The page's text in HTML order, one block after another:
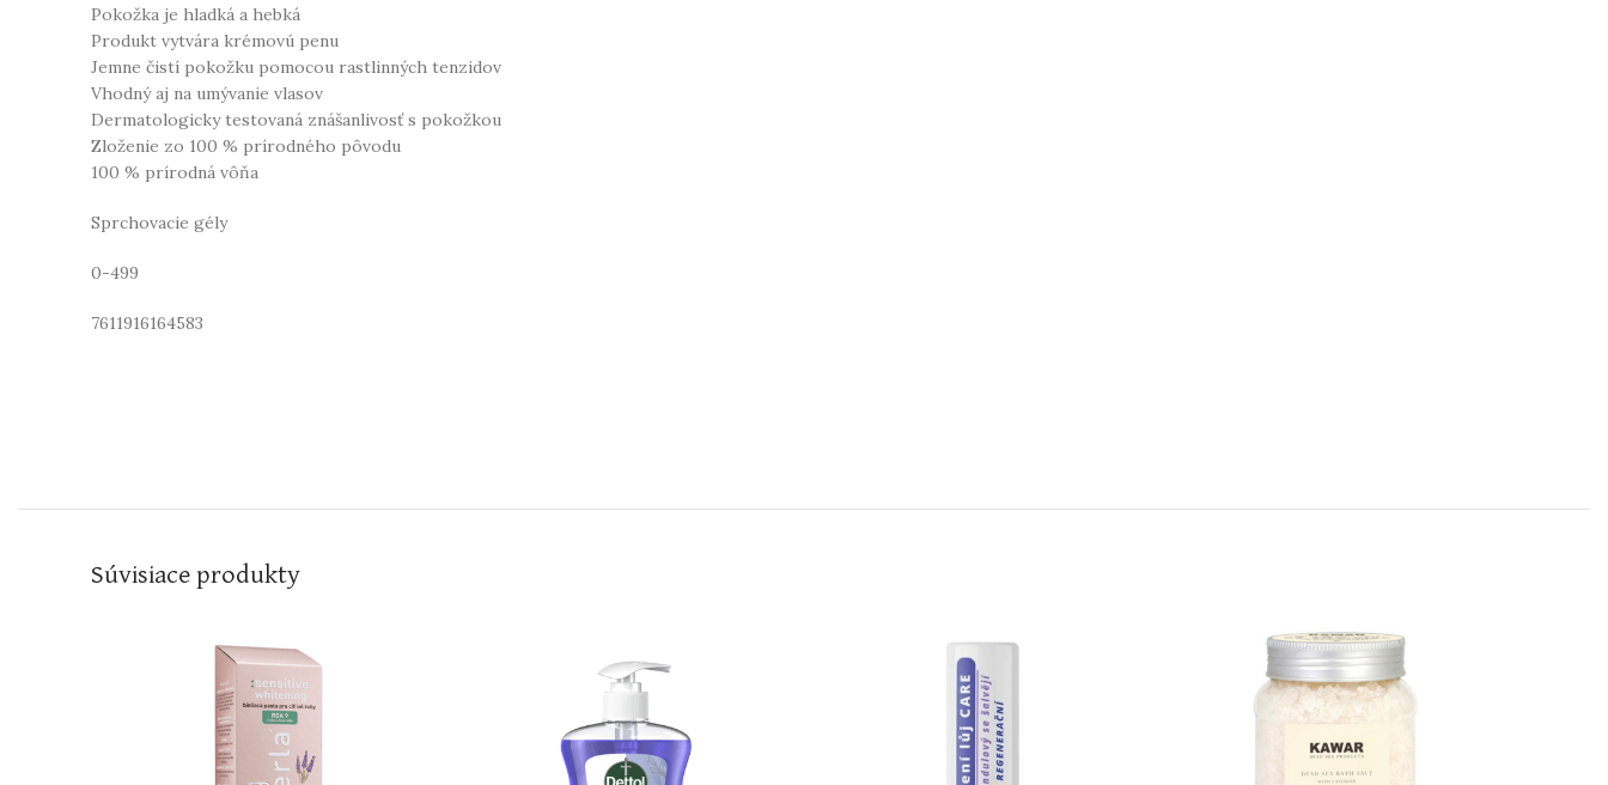
Pokožka je hladká a hebká
Produkt vytvára krémovú penu
Jemne čistí pokožku pomocou rastlinných tenzidov
Vhodný aj na umývanie vlasov
Dermatologicky testovaná znášanlivosť s pokožkou
Zloženie zo 100 % prírodného pôvodu
100 % prírodná vôňa
Sprchovacie gély
0-499
7611916164583
Súvisiace produkty